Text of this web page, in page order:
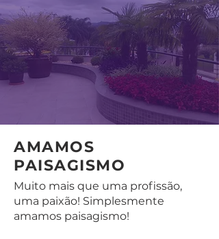
AMAMOS
PAISAGISMO
Muito mais que uma profissão,
uma paixão! Simplesmente
amamos paisagismo!